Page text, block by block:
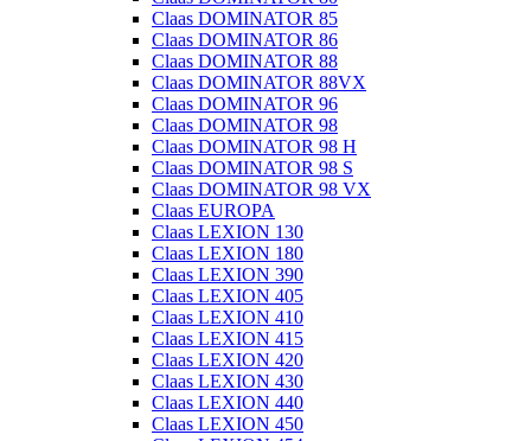
Claas DOMINATOR 85
Claas DOMINATOR 86
Claas DOMINATOR 88
Claas DOMINATOR 88VX
Claas DOMINATOR 96
Claas DOMINATOR 98
Claas DOMINATOR 98 H
Claas DOMINATOR 98 S
Claas DOMINATOR 98 VX
Claas EUROPA
Claas LEXION 130
Claas LEXION 180
Claas LEXION 390
Claas LEXION 405
Claas LEXION 410
Claas LEXION 415
Claas LEXION 420
Claas LEXION 430
Claas LEXION 440
Claas LEXION 450